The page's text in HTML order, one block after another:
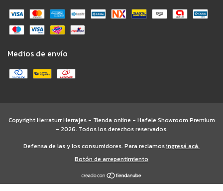
Medios de envío
Copyright Herraturr Herrajes - Tienda online - Hafele Showroom Premium
- 2026. Todos los derechos reservados.
Defensa de las y los consumidores. Para reclamosingresá acá.
Botón de arrepentimiento